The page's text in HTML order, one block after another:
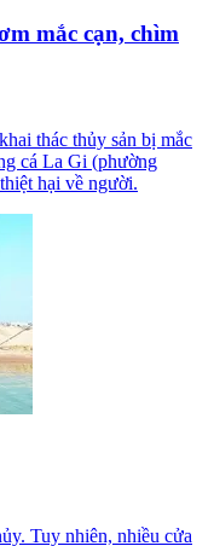
mắc cạn, chìm
thác thủy sản bị mắc
cá La Gi (phường
hại về người.
Tuy nhiên, nhiều cửa